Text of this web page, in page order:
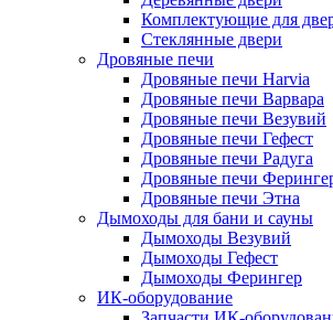
Комплектующие для
Стеклянные двери
Дровяные печи
Дровяные печи Harvia
Дровяные печи Варвара
Дровяные печи Везувий
Дровяные печи Гефест
Дровяные печи Радуга
Дровяные печи
Дровяные печи Этна
Дымоходы для бани и сауны
Дымоходы Везувий
Дымоходы Гефест
Дымоходы Ферингер
ИК-оборудование